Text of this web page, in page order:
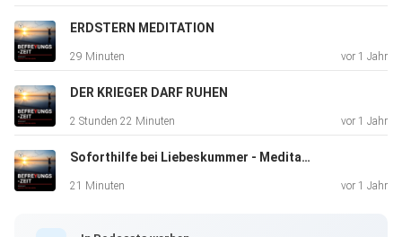
"Von der Eiskönigin zur Herzdame"
https://open.spotify.com/episode/4a748OdovuV7gt1FIv3
https://open.spotify.com/episode/77w8vXbIuWxdptc40S
BKjY?si=uC5cxJa6T5O4HyoSKLGUiA
ERDSTERN MEDITATION
29 Minuten vor 1 Jahr
DER KRIEGER DARF RUHEN
2 Stunden 22 Minuten vor 1 Jahr
Soforthilfe bei Liebeskummer - Meditation
21 Minuten vor 1 Jahr